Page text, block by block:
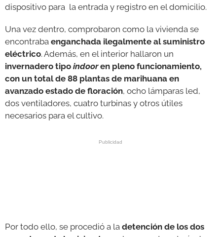
dispositivo para la entrada y registro en el domicilio.
Una vez dentro, comprobaron como la vivienda se
encontraba enganchada ilegalmente al suministro
eléctrico. Además, en el interior hallaron un
invernadero tipo indooren pleno funcionamiento,
con un total de 88 plantas de marihuana en
avanzado estado de floración, ocho lámparas led,
dos ventiladores, cuatro turbinas y otros útiles
necesarios para el cultivo.
Por todo ello, se procedió a la detención de los dos